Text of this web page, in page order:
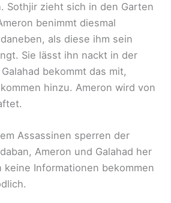
Sothjir zieht sich in den Garten
benimmt diesmal
als diese ihm sein
Sie lässt ihn nackt in der
bekommt das mit,
hinzu. Ameron wird von
Assassinen sperren der
Ameron und Galahad her
keine Informationen bekommen